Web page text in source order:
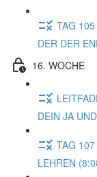
TAG
DER DER
16. WOCHE
DEIN JA
TAG
LEHREN